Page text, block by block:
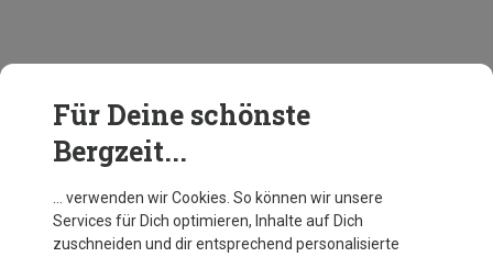
Für Deine schönste
Bergzeit...
… verwenden wir Cookies. So können wir unsere
Services für Dich optimieren, Inhalte auf Dich
zuschneiden und dir entsprechend personalisierte